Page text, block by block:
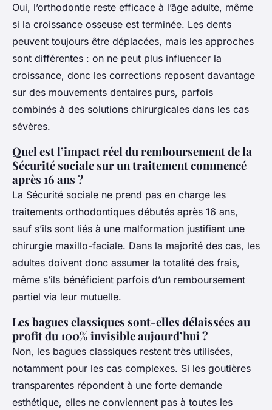
Oui, l’orthodontie reste efficace à l’âge adulte, même
si la croissance osseuse est terminée. Les dents
peuvent toujours être déplacées, mais les approches
sont différentes : on ne peut plus influencer la
croissance, donc les corrections reposent davantage
sur des mouvements dentaires purs, parfois
combinés à des solutions chirurgicales dans les cas
sévères.
Quel est l’impact réel du remboursement de la
Sécurité sociale sur un traitement commencé
après 16 ans ?
La Sécurité sociale ne prend pas en charge les
traitements orthodontiques débutés après 16 ans,
sauf s’ils sont liés à une malformation justifiant une
chirurgie maxillo-faciale. Dans la majorité des cas, les
adultes doivent donc assumer la totalité des frais,
même s’ils bénéficient parfois d’un remboursement
partiel via leur mutuelle.
Les bagues classiques sont-elles délaissées au
profit du 100% invisible aujourd’hui ?
Non, les bagues classiques restent très utilisées,
notamment pour les cas complexes. Si les goutières
transparentes répondent à une forte demande
esthétique, elles ne conviennent pas à toutes les